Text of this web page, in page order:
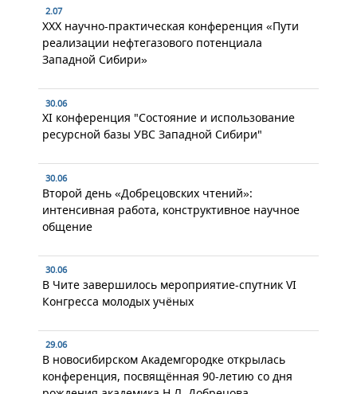
2.07
XXX научно-практическая конференция «Пути
реализации нефтегазового потенциала
Западной Сибири»
30.06
XI конференция "Состояние и использование
ресурсной базы УВС Западной Сибири"
30.06
Второй день «Добрецовских чтений»:
интенсивная работа, конструктивное научное
общение
30.06
В Чите завершилось мероприятие-спутник VI
Конгресса молодых учёных
29.06
В новосибирском Академгородке открылась
конференция, посвящённая 90-летию со дня